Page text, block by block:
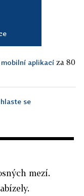
mobilní aplikací za 80
se
mezí.